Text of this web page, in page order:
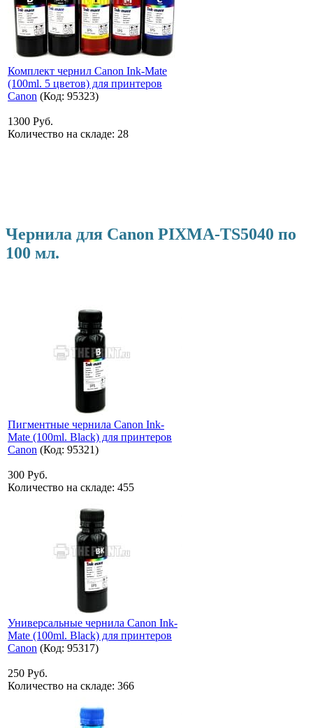
Комплект чернил Canon Ink-Mate
(100ml. 5 цветов) для принтеров
Canon (Код: 95323)
1300 Руб.
Количество на складе: 28
Чернила для Canon PIXMA-TS5040 по
100 мл.
Пигментные чернила Canon Ink-
Mate (100ml. Black) для принтеров
Canon (Код: 95321)
300 Руб.
Количество на складе: 455
Универсальные чернила Canon Ink-
Mate (100ml. Black) для принтеров
Canon (Код: 95317)
250 Руб.
Количество на складе: 366